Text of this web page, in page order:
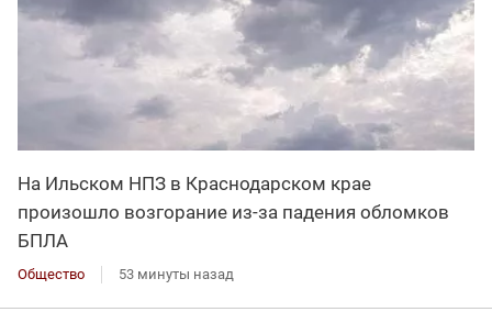
На Ильском НПЗ в Краснодарском крае
произошло возгорание из-за падения обломков
БПЛА
Общество 53 минуты назад